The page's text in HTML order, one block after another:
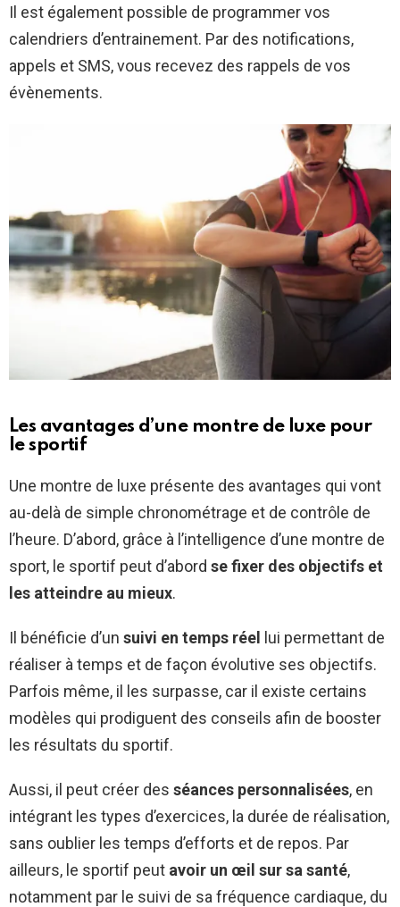
Il est également possible de programmer vos
calendriers d’entrainement. Par des notifications,
appels et SMS, vous recevez des rappels de vos
évènements.
Les avantages d’une montre de luxe pour
le sportif
Une montre de luxe présente des avantages qui vont
au-delà de simple chronométrage et de contrôle de
l’heure. D’abord, grâce à l’intelligence d’une montre de
sport, le sportif peut d’abord se fixer des objectifs et
les atteindre au mieux.
Il bénéficie d’un suivi en temps réel lui permettant de
réaliser à temps et de façon évolutive ses objectifs.
Parfois même, il les surpasse, car il existe certains
modèles qui prodiguent des conseils afin de booster
les résultats du sportif.
Aussi, il peut créer des séances personnalisées, en
intégrant les types d’exercices, la durée de réalisation,
sans oublier les temps d’efforts et de repos. Par
ailleurs, le sportif peut avoir un œil sur sa santé,
notamment par le suivi de sa fréquence cardiaque, du